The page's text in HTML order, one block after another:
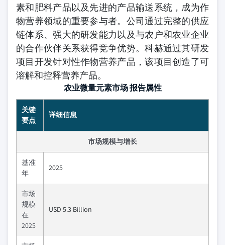
素和肥料产品以及先进的产品输送系统，成为作
物营养领域的重要参与者。公司通过完整的供应
链体系、强大的研发能力以及与农户和农业企业
的合作伙伴关系获得竞争优势。科赫通过其研发
项目开发针对性作物营养产品，该项目创造了可
溶解和控释营养产品。
农业微量元素市场 报告属性
关键
要点
详细信息
市场规模与增长
基准
年
2025
市场
规模
在
2025
USD 5.3 Billion